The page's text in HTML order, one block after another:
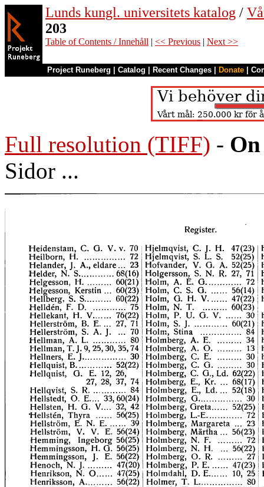
Lunds kungl. universitets katalog /
203
Table of Contents / Innehåll | << Previous | Next >>
Project Runeberg Catalog Recent Changes Donate
Full resolution (TIFF) -
Sidor ...